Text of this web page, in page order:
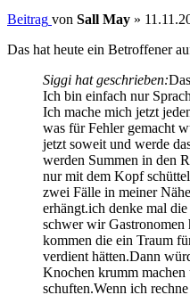
Beitrag von Sall May »
Das hat heute ein Betroffener
Siggi hat geschrieben:
Ich bin einfach nur
Ich mache mich jetzt
was für Fehler gemacht
jetzt soweit und werde
werden Summen in den
nur mit dem Kopf
zwei Fälle in meiner
erhängt.ich denke mal
schwer wir Gastronomen
kommen die ein Traum
verdient hätten.Dann
Knochen krumm
schuften.Wenn ich